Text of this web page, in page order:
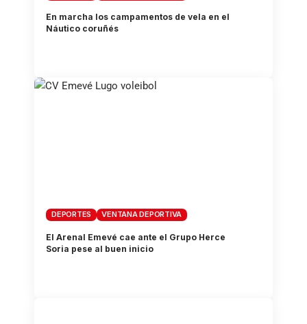
En marcha los campamentos de vela en el
Náutico coruñés
DEPORTES VENTANA DEPORTIVA
El Arenal Emevé cae ante el Grupo Herce
Soria pese al buen inicio